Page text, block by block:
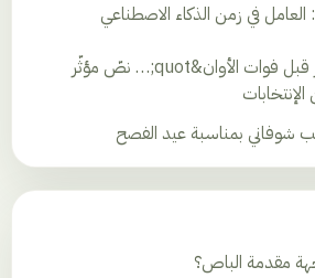
في زمن الذكاء الاصطناعي
&quot;حكّموا الضمائر قبل فوات الأوان&quot;… نصّ مؤثّر
شوفاني بمناسبة عيد الفصح
مقدمة الباص؟